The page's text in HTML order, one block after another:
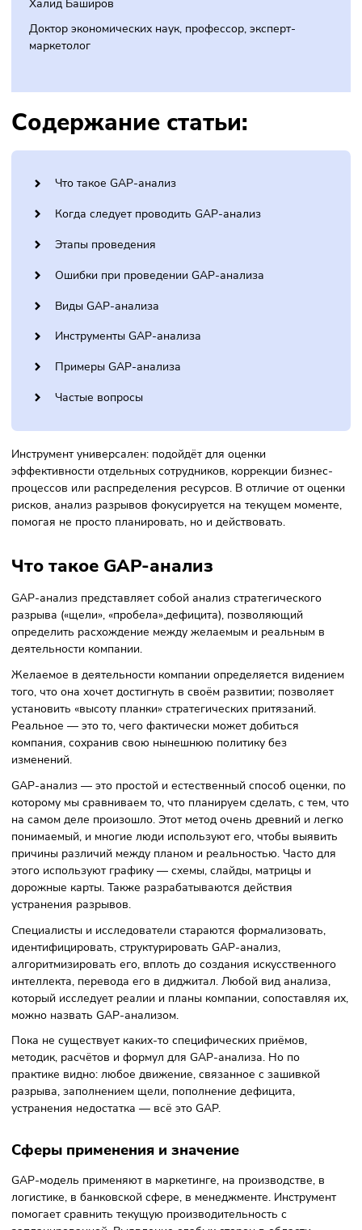
Халид Баширов
Доктор экономических наук, профессор, эксперт-
маркетолог
Содержание статьи:
Ошибки при проведении GAP-анализа
Инструменты GAP-анализа
Примеры GAP-анализа
Частые вопросы
Инструмент универсален: подойдёт для оценки
эффективности отдельных сотрудников, коррекции
процессов или распределения ресурсов. В отличие от
рисков, анализ разрывов фокусируется на текущем
Что такое GAP-анализ
GAP-анализ представляет собой анализ стратегического
разрыва («щели», «пробела»,дефицита), позволяющий
определить расхождение между желаемым и реальным в
деятельности компании.
Желаемое в деятельности компании определяется
того, что она хочет достигнуть в своём развитии;
установить «высоту планки» стратегических притязаний.
Реальное — это то, чего фактически может добиться
компания, сохранив свою нынешнюю политику без
изменений.
GAP-анализ — это простой и естественный способ
которому мы сравниваем то, что планируем сделать, с
на самом деле произошло. Этот метод очень древний и
понимаемый, и многие люди используют его, чтобы
причины различий между планом и реальностью. Часто
этого используют графику — схемы, слайды, матрицы и
дорожные карты. Также разрабатываются действия
устранения разрывов.
Специалисты и исследователи стараются формализовать,
алгоритмизировать его, вплоть до создания
интеллекта, перевода его в диджитал. Любой вид
который исследует реалии и планы компании,
можно назвать GAP-анализом.